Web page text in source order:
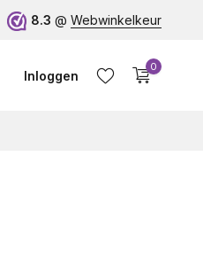
8.3 @ Webwinkelkeur
Inloggen
0